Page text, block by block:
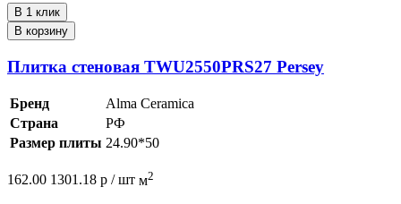
В 1 клик
В корзину
Плитка стеновая TWU2550PRS27 Persey
Бренд
Alma Ceramica
Страна
РФ
Размер плиты 24.90*50
162.00 1301.18 р / шт м2